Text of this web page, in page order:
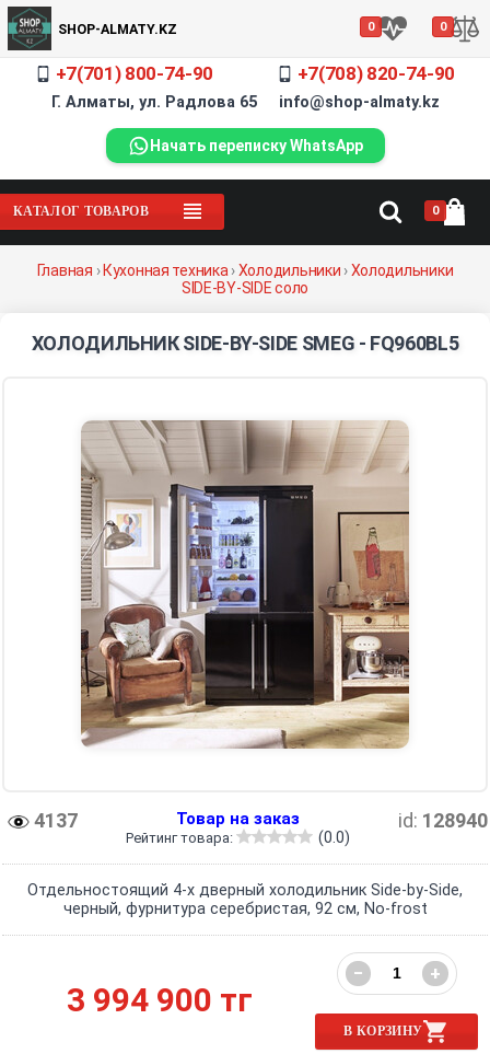
SHOP-ALMATY.KZ 0 0
+7(701) 800-74-90 +7(708) 820-74-90
Г. Алматы, ул. Радлова 65 info@shop-almaty.kz
Начать переписку WhatsApp
КАТАЛОГ ТОВАРОВ 0
Главная ›Кухонная техника ›Холодильники ›Холодильники
SIDE-BY-SIDE соло
ХОЛОДИЛЬНИК SIDE-BY-SIDE SMEG - FQ960BL5
4137 id: 128940
Товар на заказ
Рейтинг товара: (0.0)
Отдельностоящий 4-х дверный холодильник Side-by-Side,
черный, фурнитура серебристая, 92 см, No-frost
3 994 900 тг
− +
В КОРЗИНУ